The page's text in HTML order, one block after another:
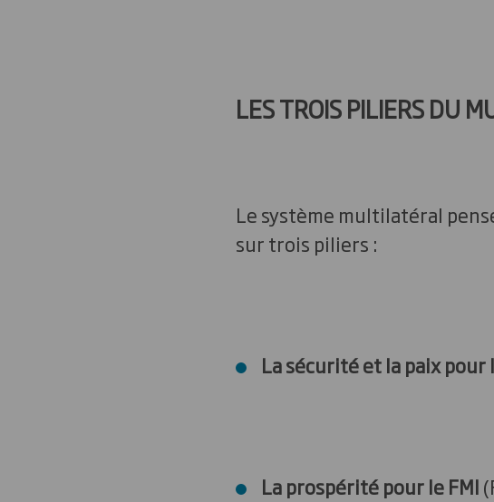
LES TROIS PILIERS DU
Le système multilatéral
sur trois piliers :
La sécurité et la paix pour
La prospérité pour le FMI